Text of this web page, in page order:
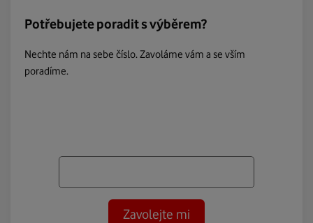
Potřebujete poradit s výběrem?
Nechte nám na sebe číslo. Zavoláme vám a se vším
poradíme.
Zavolejte mi